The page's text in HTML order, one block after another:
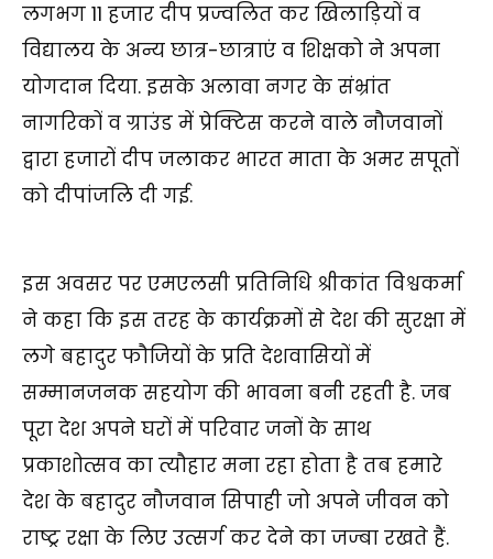
लगभग 11 हजार दीप प्रज्वलित कर खिलाड़ियों व
विद्यालय के अन्य छात्र-छात्राएं व शिक्षको ने अपना
योगदान दिया. इसके अलावा नगर के संभ्रांत
नागरिकों व ग्राउंड में प्रेक्टिस करने वाले नौजवानों
द्वारा हजारों दीप जलाकर भारत माता के अमर सपूतों
को दीपांजलि दी गई.
इस अवसर पर एमएलसी प्रतिनिधि श्रीकांत विश्वकर्मा
ने कहा कि इस तरह के कार्यक्रमों से देश की सुरक्षा में
लगे बहादुर फौजियों के प्रति देशवासियों में
सम्मानजनक सहयोग की भावना बनी रहती है. जब
पूरा देश अपने घरों में परिवार जनों के साथ
प्रकाशोत्सव का त्यौहार मना रहा होता है तब हमारे
देश के बहादुर नौजवान सिपाही जो अपने जीवन को
राष्ट्र रक्षा के लिए उत्सर्ग कर देने का जज्बा रखते हैं.